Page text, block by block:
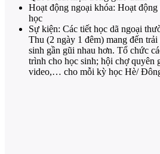
Hoạt động ngoại khóa: Hoạt
học
Sự kiện: Các tiết học dã ngoại
Thu (2 ngày 1 đêm) mang đến
sinh gần gũi nhau hơn. Tổ chức
trình cho học sinh; hội chợ quyên
video,… cho mỗi kỳ học Hè/